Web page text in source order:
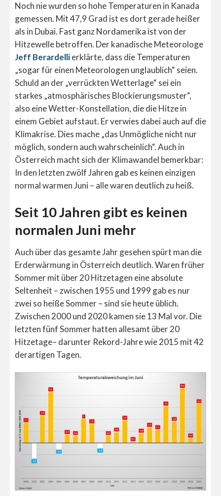
Noch nie wurden so hohe Temperaturen in Kanada
gemessen. Mit 47,9 Grad ist es dort gerade heißer
als in Dubai. Fast ganz Nordamerika ist von der
Hitzewelle betroffen. Der kanadische Meteorologe
Jeff Berardellierklärte, dass die Temperaturen
„sogar für einen Meteorologen unglaublich“ seien.
Schuld an der „verrückten Wetterlage“ sei ein
starkes „atmosphärisches Blockierungsmuster“,
also eine Wetter-Konstellation, die die Hitze in
einem Gebiet aufstaut. Er verwies dabei auch auf die
Klimakrise. Dies mache „das Unmögliche nicht nur
möglich, sondern auch wahrscheinlich“. Auch in
Österreich macht sich der Klimawandel bemerkbar:
In den letzten zwölf Jahren gab es keinen einzigen
normal warmen Juni – alle waren deutlich zu heiß.
Seit 10 Jahren gibt es keinen
normalen Juni mehr
Auch über das gesamte Jahr gesehen spürt man die
Erderwärmung in Österreich deutlich. Waren früher
Sommer mit über 20 Hitzetagen eine absolute
Seltenheit – zwischen 1955 und 1999 gab es nur
zwei so heiße Sommer – sind sie heute üblich.
Zwischen 2000 und 2020 kamen sie 13 Mal vor. Die
letzten fünf Sommer hatten allesamt über 20
Hitzetage– darunter Rekord-Jahre wie 2015 mit 42
derartigen Tagen.